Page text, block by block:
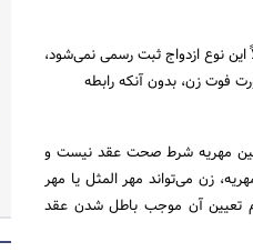
این نوع ازدواج ثبت رسمی نمی‌شود،
فوت زن، بدون آنکه رابطه
مهریه شرط صحت عقد نیست و
زن می‌تواند مهر المثل یا مهر
تعیین آن موجب باطل شدن عقد